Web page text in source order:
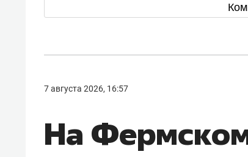
7 августа 2026, 16:57
На